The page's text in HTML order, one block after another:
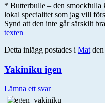
* Butterbulle – den smockfulla
lokal specialitet som jag vill
Synd att den inte går särskilt
texten
Detta inlägg postades i Mat den
Yakiniku igen
Lämna ett svar